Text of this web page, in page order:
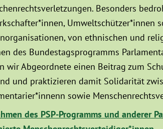
Besonders
Umweltschützer*innen
von ethnischen und
des Bundestagsprogramms
wir Abgeordnete einen Beitrag zum
und praktizieren damit Solidarität
sowie
des PSP-Programms und anderer